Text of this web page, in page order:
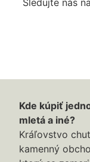
Sledujte nás
Kde kúpiť
mletá a iné?
Kráľovstvo
kamenný